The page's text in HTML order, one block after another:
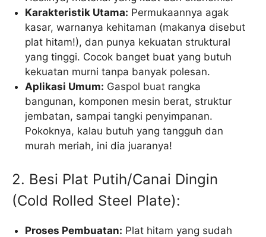
Karakteristik Utama: Permukaannya agak
kasar, warnanya kehitaman (makanya disebut
plat hitam!), dan punya kekuatan struktural
yang tinggi. Cocok banget buat yang butuh
kekuatan murni tanpa banyak polesan.
Aplikasi Umum: Gaspol buat rangka
bangunan, komponen mesin berat, struktur
jembatan, sampai tangki penyimpanan.
Pokoknya, kalau butuh yang tangguh dan
murah meriah, ini dia juaranya!
2. Besi Plat Putih/Canai Dingin
(Cold Rolled Steel Plate):
Proses Pembuatan: Plat hitam yang sudah